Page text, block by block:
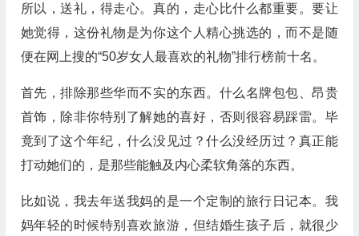
所以，送礼，得走心。真的，走心比什么都重要。要让
她觉得，这份礼物是为你这个人精心挑选的，而不是随
便在网上搜的“50岁女人最喜欢的礼物”排行榜前十名。
首先，排除那些华而不实的东西。什么名牌包包、昂贵
首饰，除非你特别了解她的喜好，否则很容易踩雷。毕
竟到了这个年纪，什么没见过？什么没经历过？真正能
打动她们的，是那些能触及内心柔软角落的东西。
比如说，我去年送我妈的是一个定制的旅行日记本。我
妈年轻的时候特别喜欢旅游，但结婚生孩子后，就很少